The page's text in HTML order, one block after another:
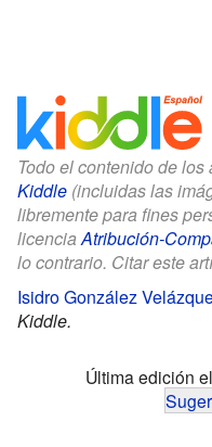
Todo el contenido de los
Kiddle (incluidas las
libremente para fines
licenciaAtribución-
lo contrario. Citar este
Isidro González
Kiddle.
Última edición